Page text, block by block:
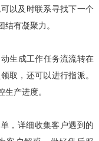
以及时联系寻找下一个
有凝聚力。
生成工作任务流流转在
取，还可以进行指派。
产进度。
，详细收集客户遇到的